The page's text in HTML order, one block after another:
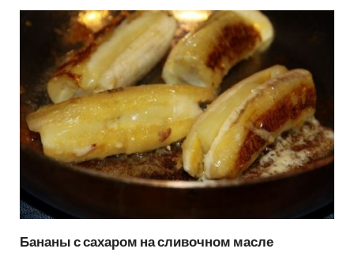
Бананы с сахаром на сливочном масле